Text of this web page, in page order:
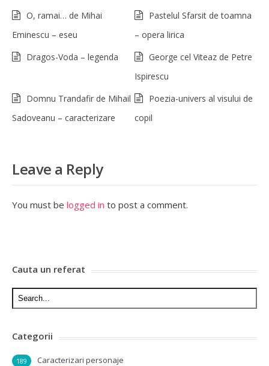
O, ramai… de Mihai
Eminescu – eseu
Pastelul Sfarsit de toamna
– opera lirica
Dragos-Voda – legenda
George cel Viteaz de Petre
Ispirescu
Domnu Trandafir de Mihail
Sadoveanu – caracterizare
Poezia-univers al visului de
copil
Leave a Reply
You must be logged in to post a comment.
Cauta un referat
Categorii
Caracterizari personaje
189